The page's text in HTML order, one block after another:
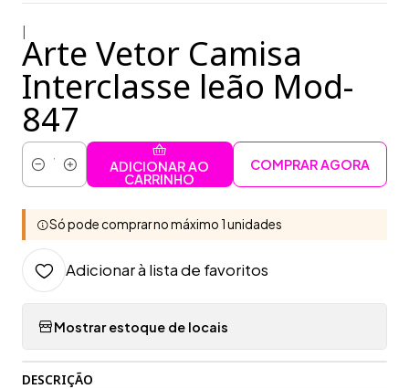
Arte Vetor Camisa
Interclasse leão Mod-
847
Quantidade
ADICIONAR AO
CARRINHO
COMPRAR AGORA
Só pode comprar no máximo 1 unidades
Adicionar à lista de favoritos
Mostrar estoque de locais
DESCRIÇÃO